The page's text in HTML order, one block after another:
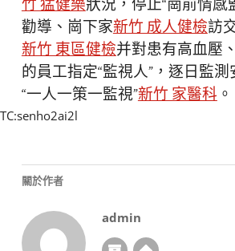
竹 猛健樂狀況，停止“崗前情感
勸導、崗下家新竹 成人健檢訪
新竹 東區健檢并對患有高血壓
的員工指定“監視人”，逐日監
“一人一策一監視”新竹 家醫科 。
TC:senho2ai2l
關於作者
admin